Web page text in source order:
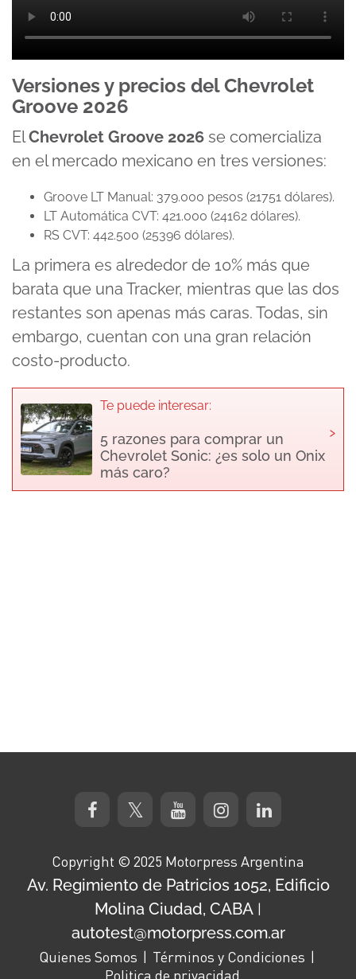
Versiones y precios del Chevrolet
Groove 2026
ElChevrolet Groove 2026 se comercializa
en el mercado mexicano en tres versiones:
Groove LT Manual: 379.000 pesos (21751 dólares).
LT Automática CVT: 421.000 (24162 dólares).
RS CVT: 442.500 (25396 dólares).
La primera es alrededor de 10% más que
barata que una Tracker, mientras que las dos
restantes son apenas más caras. Todas, sin
embargo, cuentan con una gran relación
costo-producto.
Te puede interesar:
5 razones para comprar un
Chevrolet Sonic: ¿es solo un Onix
más caro?
›
Copyright © 2025 Motorpress Argentina
Av. Regimiento de Patricios 1052, Edificio
Molina Ciudad, CABA |
autotest@motorpress.com.ar
Quienes Somos
Términos y Condiciones
Politica de privacidad